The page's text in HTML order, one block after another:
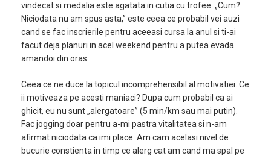
vindecat si medalia este agatata in cutia cu trofee. „Cum?
Niciodata nu am spus asta,” este ceea ce probabil vei auzi
cand se fac inscrierile pentru aceeasi cursa la anul si ti-ai
facut deja planuri in acel weekend pentru a putea evada
amandoi din oras.
Ceea ce ne duce la topicul incomprehensibil al motivatiei. Ce
ii motiveaza pe acesti maniaci? Dupa cum probabil ca ai
ghicit, eu nu sunt „alergatoare” (5 min/km sau mai putin).
Fac jogging doar pentru a-mi pastra vitalitatea si n-am
afirmat niciodata ca imi place. Am cam acelasi nivel de
bucurie constienta in timp ce alerg cat am cand ma spal pe